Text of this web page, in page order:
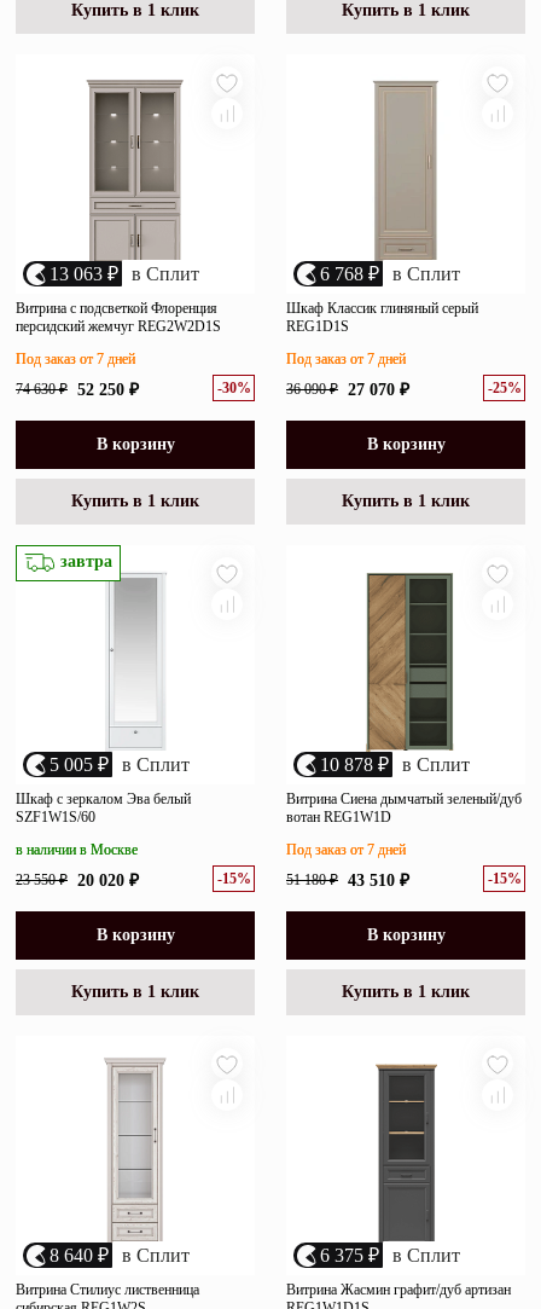
Купить в 1 клик Купить в 1 клик
13 063 ₽ в Сплит
Витрина с подсветкой Флоренция
персидский жемчуг REG2W2D1S
74 630 ₽ 52 250 ₽ -30%
Под заказ от 7 дней
В корзину
Купить в 1 клик
6 768 ₽ в Сплит
Шкаф Классик глиняный серый
REG1D1S
36 090 ₽ 27 070 ₽ -25%
Под заказ от 7 дней
В корзину
Купить в 1 клик
завтра
5 005 ₽ в Сплит
Шкаф с зеркалом Эва белый
SZF1W1S/60
23 550 ₽ 20 020 ₽ -15%
в наличии в Москве
В корзину
Купить в 1 клик
10 878 ₽ в Сплит
Витрина Сиена дымчатый зеленый/дуб
вотан REG1W1D
51 180 ₽ 43 510 ₽ -15%
Под заказ от 7 дней
В корзину
Купить в 1 клик
8 640 ₽ в Сплит
Витрина Стилиус лиственница
6 375 ₽ в Сплит
Витрина Жасмин графит/дуб артизан